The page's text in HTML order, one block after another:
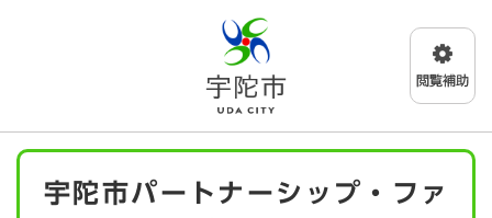
メニューを飛ばして本文へ
本
宇陀市パートナーシップ・ファ